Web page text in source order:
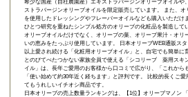
希少な国産（自社農園産）エキストラバージンオリーブオイルや
ストラバージンオリーブオイルを限定販売しています。 また、
を使用したドレッシングやフレーバーオイルなども購入いただけ
ひとつ研究を重ねたシンプル処方のオリーブの化粧品を製造して
オリーブオイルだけでなく、オリーブの葉、オリーブ果汁・オリ
いの恵みをたっぷり使用しています。 日本オリーブWEB通販ス
以上愛され続ける「化粧用オリーブオイル 」と、自宅でも簡単に
とのびてべたつかない家族全員で使える「 シコリーブ 薬用スキ
イル」は、長年ご愛用のお客様から口コミで広がり、「これから
「使い始めて約30年近く経ちます」と評判です。 比較的長くご
てもうれしいイチオシ商品です。
日本オリーブの売上数量ランキングは、【1位】オリーブマノン 「